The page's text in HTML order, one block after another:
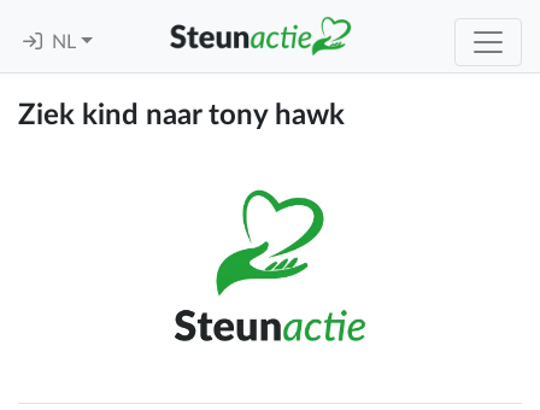
NL
Ziek kind naar tony hawk